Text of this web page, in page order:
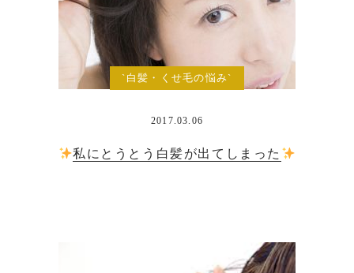
`白髪・くせ毛の悩み`
2017.03.06
私にとうとう白髪が出てしまった